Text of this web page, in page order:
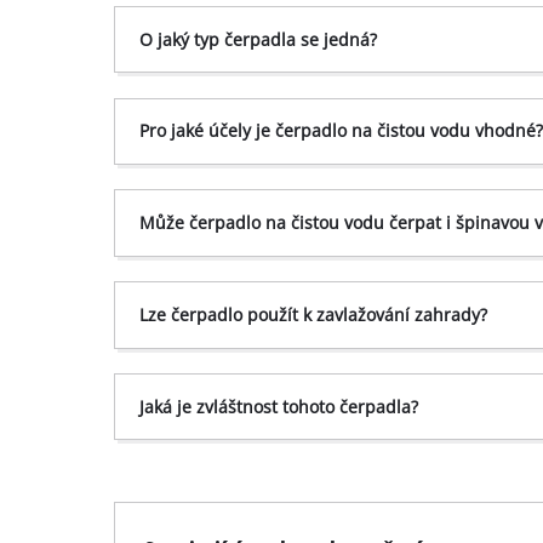
O jaký typ čerpadla se jedná?
Pro jaké účely je čerpadlo na čistou vodu vhodné?
Může čerpadlo na čistou vodu čerpat i špinavou
Lze čerpadlo použít k zavlažování zahrady?
Jaká je zvláštnost tohoto čerpadla?